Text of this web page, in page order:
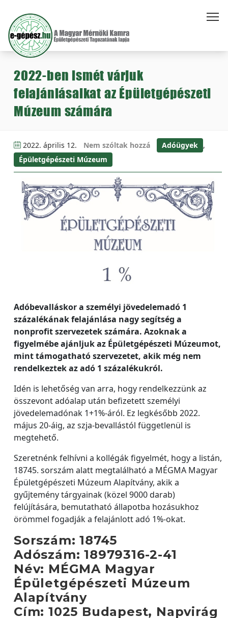
2022-ben ismét várjuk
felajánlásaikat az Épületgépészeti
Múzeum számára
2022. április 12. Nem szóltak hozzá Adóügyek ,
Épületgépészeti Múzeum
Adóbevalláskor a személyi jövedelemadó 1
százalékának felajánlása nagy segítség a
nonprofit szervezetek számára. Azoknak a
figyelmébe ajánljuk az Épületgépészeti Múzeumot,
mint támogatható szervezetet, akik még nem
rendelkeztek az adó 1 százalékukról.
Idén is lehetőség van arra, hogy rendelkezzünk az
összevont adóalap után befizetett személyi
jövedelemadónak 1+1%-áról. Ez legkésőbb 2022.
május 20-áig, az szja-bevallástól függetlenül is
megtehető.
Szeretnénk felhívni a kollégák figyelmét, hogy a listán,
18745. sorszám alatt megtalálható a MÉGMA Magyar
Épületgépészeti Múzeum Alapítvány, akik a
gyűjtemény tárgyainak (közel 9000 darab)
felújítására, bemutatható állapotba hozásukhoz
örömmel fogadják a felajánlott adó 1%-okat.
Sorszám: 18745
Adószám: 18979316-2-41
Név: MÉGMA Magyar
Épületgépészeti Múzeum
Alapítvány
Cím: 1025 Budapest, Napvirág